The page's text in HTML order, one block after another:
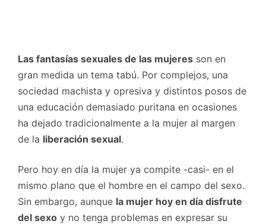
Las fantasías sexuales de las mujeres son en
gran medida un tema tabú. Por complejos, una
sociedad machista y opresiva y distintos posos de
una educación demasiado puritana en ocasiones
ha dejado tradicionalmente a la mujer al margen
de la liberación sexual.
Pero hoy en día la mujer ya compite -casi- en el
mismo plano que el hombre en el campo del sexo.
Sin embargo, aunque la mujer hoy en día disfrute
del sexo y no tenga problemas en expresar su